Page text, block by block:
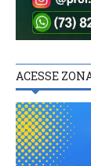
ACESSE